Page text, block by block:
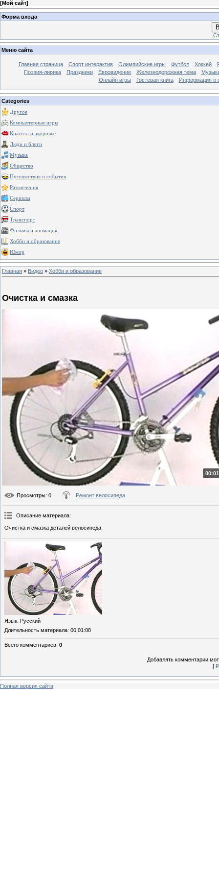
[Мой сайт]
Форма входа
Меню сайта
Главная страница Спорт интерактив Олимпийские игры Футбол Хоккей
Поэзия-лирика
Праздники Евровидение Железнодорожная тема
Онлайн игры
Гостевая книга Информация о
Categories
Другое
Компьютерные игры
Красота и здоровье
Люди и блоги
Музыка
Общество
Путешествия и события
Развлечения
Сериалы
Спорт
Транспорт
Фильмы и анимация
Хобби и образование
Юмор
Главная » Видео » Хобби и образование
Очистка и смазка
Просмотры: 0 Ремонт велосипеда
Описание материала:
Очистка и смазка деталей велосипеда.
Язык: Русский
Длительность материала: 00:01:08
Всего комментариев: 0
Добавлять комментарии
[
Полная версия сайта